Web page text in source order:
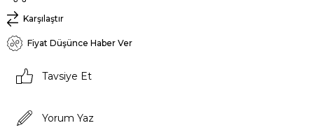
Karşılaştır
Fiyat Düşünce Haber Ver
Tavsiye Et
Yorum Yaz